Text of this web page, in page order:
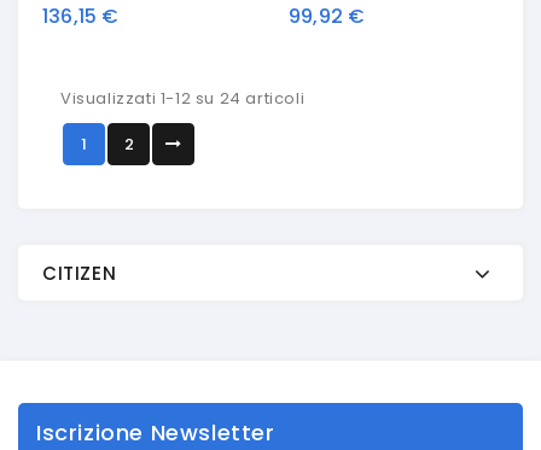
136,15 € 99,92 €
Visualizzati 1-12 su 24 articoli
1
2
CITIZEN
Iscrizione Newsletter